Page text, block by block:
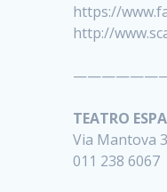
https://
http://
TEATRO
Via Mantova
011 238 6067